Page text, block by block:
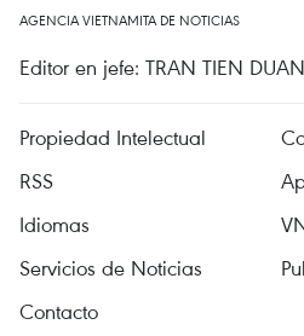
AGENCIA VIETNAMITA DE NOTICIAS
Editor en jefe: TRAN TIEN DUAN
Propiedad Intelectual
RSS
Idiomas
Servicios de Noticias
Contacto